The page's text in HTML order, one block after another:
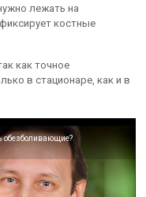
лежать на
костные
как точное
в стационаре, как и в
обезболивающие?